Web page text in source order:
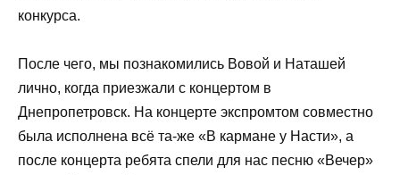
конкурса.
После чего, мы познакомились Вовой и Наташей
лично, когда приезжали с концертом в
Днепропетровск. На концерте экспромтом совместно
была исполнена всё та-же «В кармане у Насти», а
после концерта ребята спели для нас песню «Вечер»